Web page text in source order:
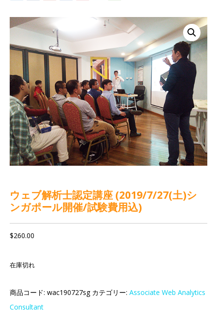
ウェブ解析士認定講座 (2019/7/27(土)シ
ンガポール開催/試験費用込)
$260.00
在庫切れ
商品コード: wac190727sg カテゴリー: Associate Web Analytics
Consultant